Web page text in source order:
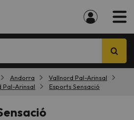
Andorra
Vallnord Pal-Arinsal
Pal-Arinsal
Esports Sensació